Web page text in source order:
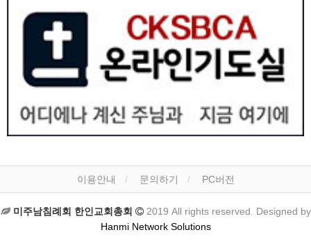
이용안내 문의하기 PC버전
미주남침례회 한인교회총회
2019 All rights reserved. Designed by
Hanmi Network Solutions